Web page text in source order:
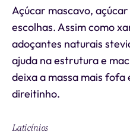
Açúcar mascavo,
escolhas. Assim como
adoçantes naturais
ajuda na estrutura e
deixa a massa mais fofa
direitinho.
Laticínios